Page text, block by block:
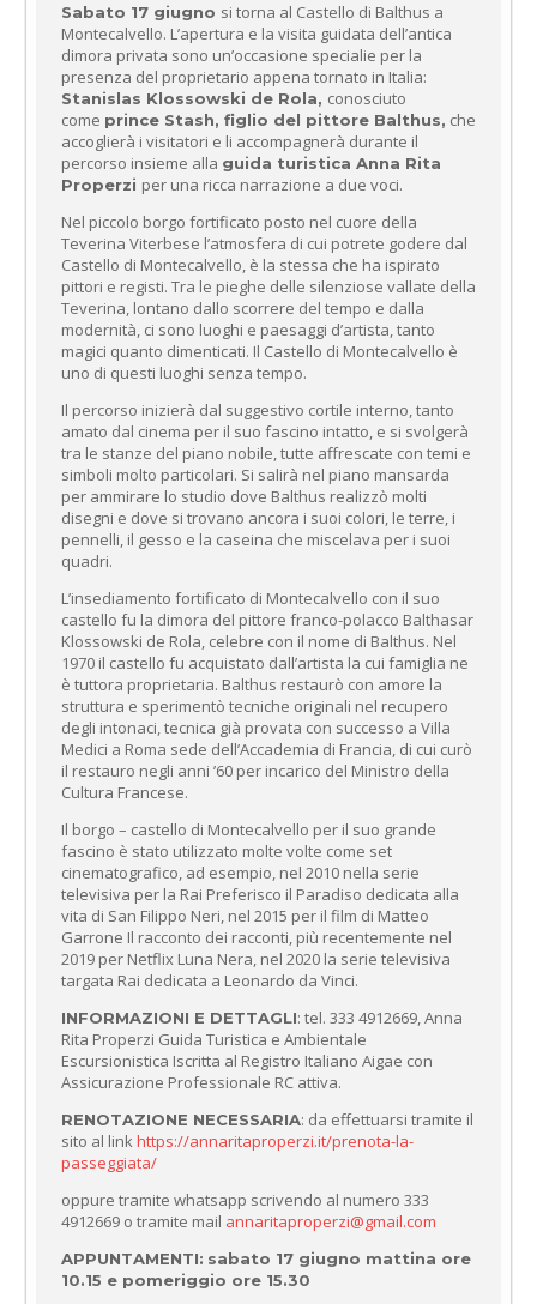
Sabato 17 giugno si torna al Castello di Balthus a
Montecalvello. L’apertura e la visita guidata dell’antica
dimora privata sono un’occasione specialie per la
presenza del proprietario appena tornato in Italia:
Stanislas Klossowski de Rola, conosciuto
come prince Stash, figlio del pittore Balthus, che
accoglierà i visitatori e li accompagnerà durante il
percorso insieme alla guida turistica Anna Rita
Properzi per una ricca narrazione a due voci.
Nel piccolo borgo fortificato posto nel cuore della
Teverina Viterbese l’atmosfera di cui potrete godere dal
Castello di Montecalvello, è la stessa che ha ispirato
pittori e registi. Tra le pieghe delle silenziose vallate della
Teverina, lontano dallo scorrere del tempo e dalla
modernità, ci sono luoghi e paesaggi d’artista, tanto
magici quanto dimenticati. Il Castello di Montecalvello è
uno di questi luoghi senza tempo.
Il percorso inizierà dal suggestivo cortile interno, tanto
amato dal cinema per il suo fascino intatto, e si svolgerà
tra le stanze del piano nobile, tutte affrescate con temi e
simboli molto particolari. Si salirà nel piano mansarda
per ammirare lo studio dove Balthus realizzò molti
disegni e dove si trovano ancora i suoi colori, le terre, i
pennelli, il gesso e la caseina che miscelava per i suoi
quadri.
L’insediamento fortificato di Montecalvello con il suo
castello fu la dimora del pittore franco-polacco Balthasar
Klossowski de Rola, celebre con il nome di Balthus. Nel
1970 il castello fu acquistato dall’artista la cui famiglia ne
è tuttora proprietaria. Balthus restaurò con amore la
struttura e sperimentò tecniche originali nel recupero
degli intonaci, tecnica già provata con successo a Villa
Medici a Roma sede dell’Accademia di Francia, di cui curò
il restauro negli anni ’60 per incarico del Ministro della
Cultura Francese.
Il borgo – castello di Montecalvello per il suo grande
fascino è stato utilizzato molte volte come set
cinematografico, ad esempio, nel 2010 nella serie
televisiva per la Rai Preferisco il Paradiso dedicata alla
vita di San Filippo Neri, nel 2015 per il film di Matteo
Garrone Il racconto dei racconti, più recentemente nel
2019 per Netflix Luna Nera, nel 2020 la serie televisiva
targata Rai dedicata a Leonardo da Vinci.
INFORMAZIONI E DETTAGLI: tel. 333 4912669, Anna
Rita Properzi Guida Turistica e Ambientale
Escursionistica Iscritta al Registro Italiano Aigae con
Assicurazione Professionale RC attiva.
RENOTAZIONE NECESSARIA: da effettuarsi tramite il
sito al linkhttps://annaritaproperzi.it/prenota-la-
passeggiata/
oppure tramite whatsapp scrivendo al numero 333
4912669 o tramite mail annaritaproperzi@gmail.com
APPUNTAMENTI: sabato 17 giugno mattina ore
10.15 e pomeriggio ore 15.30